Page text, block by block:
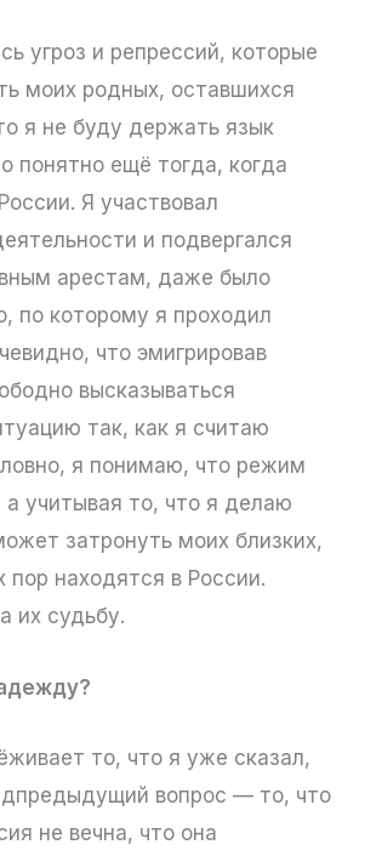
угроз и репрессий, которые
моих родных, оставшихся
я не буду держать язык
понятно ещё тогда, когда
Я участвовал
и подвергался
арестам, даже было
по которому я проходил
что эмигрировав
высказываться
так, как я считаю
я понимаю, что режим
учитывая то, что я делаю
затронуть моих близких,
пор находятся в России.
их судьбу.
то, что я уже сказал,
вопрос — то, что
не вечна, что она